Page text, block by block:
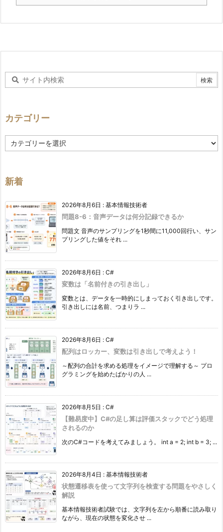
カテゴリー
テ
ー
新着
2026年8月6日 : 基本情報技術者
問題8-6：音声データは何分記録できるか
問題文 音声のサンプリングを1秒間に11,000回行い、サン
プリングした値をそれ ...
2026年8月6日 : C#
変数は「名前付きの引き出し」
変数とは、データを一時的にしまっておく引き出しです。
引き出しには名前、つまりラ ...
2026年8月6日 : C#
配列はロッカー、変数は引き出しで考えよう！
～配列の合計を求める処理をイメージで理解する～ プロ
グラミングを始めたばかりの人 ...
2026年8月5日 : C#
【難易度中】C#の足し算は評価スタックでどう処理
されるのか
次のC#コードを考えてみましょう。 int a = 2; int b = 3; ...
2026年8月4日 : 基本情報技術者
状態遷移表を使って文字列を検査する問題をやさしく
解説
基本情報技術者試験では、文字列を左から順番に読み取り
ながら、現在の状態を変化させ ...